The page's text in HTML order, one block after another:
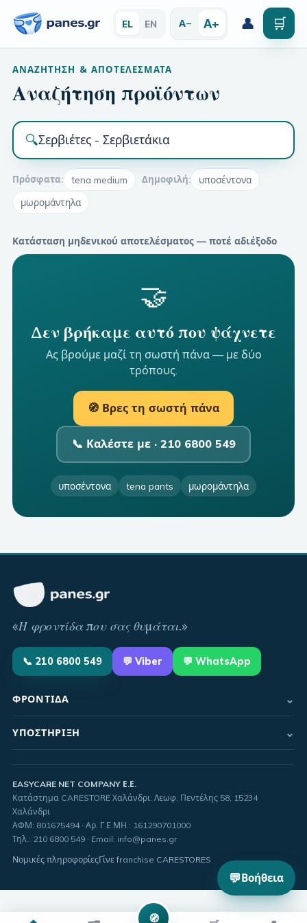
EL EN Α− Α+ 👤 🛒
ΑΝΑΖΉΤΗΣΗ & ΑΠΟΤΕΛΈΣΜΑΤΑ
Αναζήτηση προϊόντων
🔍
Πρόσφατα: tena medium Δημοφιλή:
υποσέντονα
μωρομάντηλα
Κατάσταση μηδενικού αποτελέσματος — ποτέ αδιέξοδο
🤝
Δεν βρήκαμε αυτό που ψάχνετε
Ας βρούμε μαζί τη σωστή πάνα — με δύο
τρόπους.
🧭 Βρες τη σωστή πάνα
📞 Καλέστε με · 210 6800 549
υποσέντονα tena pants μωρομάντηλα
«Η φροντίδα που σας θυμάται.»
📞 210 6800 549 💬 Viber 💬 WhatsApp
ΦΡΟΝΤΊΔΑ ⌄
ΥΠΟΣΤΉΡΙΞΗ ⌄
EASYCARE NET COMPANY Ε.Ε.
Κατάστημα CARESTORE Χαλάνδρι: Λεωφ. Πεντέλης 58, 15234
Χαλάνδρι
ΑΦΜ: 801675494· Αρ. Γ.Ε.ΜΗ.: 161290701000
Τηλ. : 210 6800 549 · Email: info@panes.gr
Νομικές πληροφορίεςΓίνε franchise CARESTORES
💬Βοήθεια
🧭